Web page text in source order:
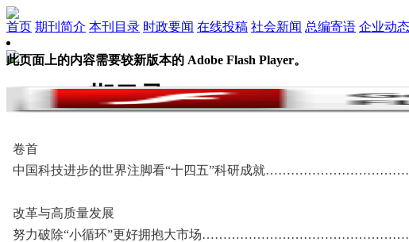
首页 期刊简介 本刊目录 时政要闻 在线投稿 社会新闻 总编寄语 企业动态
此页面上的内容需要较新版本的 Adobe Flash Player。
2025.11期目录
卷首
中国科技进步的世界注脚看“十四五”科研成就
改革与高质量发展
努力破除“小循环”更好拥抱大市场